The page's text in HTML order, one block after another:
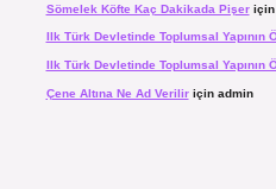
Sömelek Köfte Kaç Dakikada Pişeriçin
Ilk Türk Devletinde Toplumsal
Ilk Türk Devletinde Toplumsal Yapının
Çene Altına Ne Ad Veriliriçin admin